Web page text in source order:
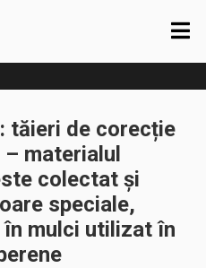
tăieri de corecție
materialul
colectat și
speciale,
mulci utilizat în